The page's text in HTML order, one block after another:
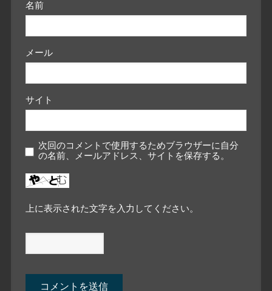
名前
メール
サイト
次回のコメントで使用するためブラウザーに自分
の名前、メールアドレス、サイトを保存する。
上に表示された文字を入力してください。